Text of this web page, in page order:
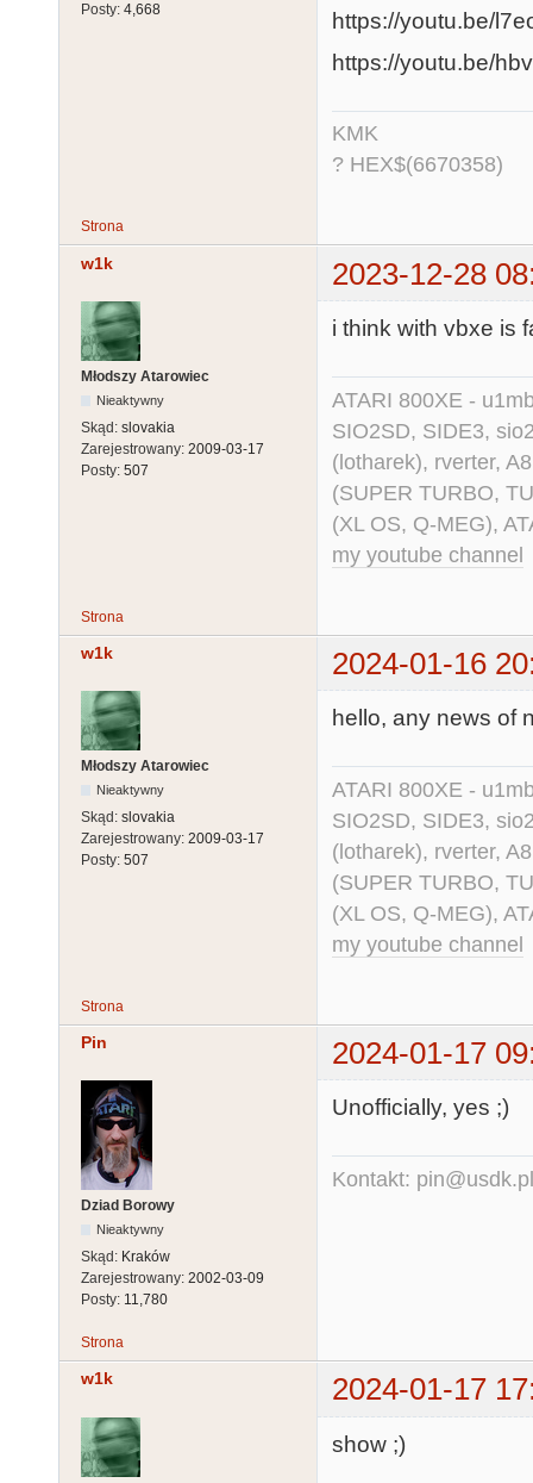
Posty: 4,668
https://youtu.be/
https://youtu.be/
KMK
? HEX$(6670358)
Strona
w1k 2023-12-28
Młodszy Atarowiec
Nieaktywny
Skąd: slovakia
Zarejestrowany: 2009-03-17
Posty: 507
i think with vbxe is
ATARI 800XE -
SIO2SD, SIDE3,
(lotharek), rverter,
(SUPER TURBO,
(XL OS, Q-MEG),
my youtube channel
Strona
w1k 2024-01-16
Młodszy Atarowiec
Nieaktywny
Skąd: slovakia
Zarejestrowany: 2009-03-17
Posty: 507
hello, any news of
ATARI 800XE -
SIO2SD, SIDE3,
(lotharek), rverter,
(SUPER TURBO,
(XL OS, Q-MEG),
my youtube channel
Strona
Pin 2024-01-17
Dziad Borowy
Nieaktywny
Skąd: Kraków
Zarejestrowany: 2002-03-09
Posty: 11,780
Unofficially, yes ;)
Kontakt: pin@usdk.pl
Strona
w1k 2024-01-17
show ;)